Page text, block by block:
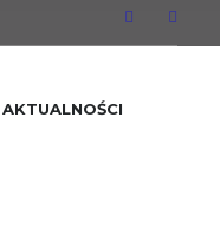
AKTUALNOŚCI